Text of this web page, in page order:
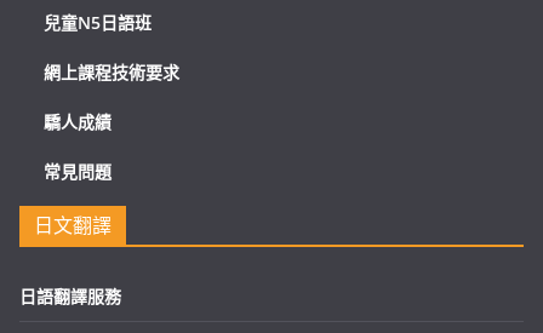
兒童N5日語班
網上課程技術要求
驕人成績
常見問題
日文翻譯
日語翻譯服務